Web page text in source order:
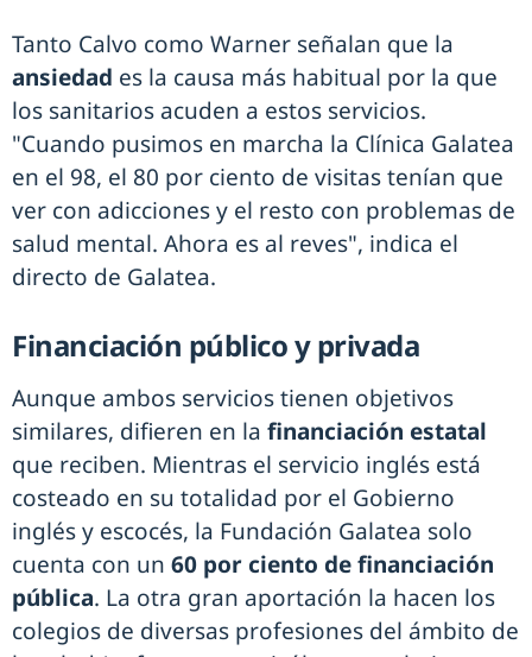
Tanto Calvo como Warner señalan que la
ansiedad es la causa más habitual por la que
los sanitarios acuden a estos servicios.
"Cuando pusimos en marcha la Clínica Galatea
en el 98, el 80 por ciento de visitas tenían que
ver con adicciones y el resto con problemas de
salud mental. Ahora es al reves", indica el
directo de Galatea.
Financiación público y privada
Aunque ambos servicios tienen objetivos
similares, difieren en la financiación estatal
que reciben. Mientras el servicio inglés está
costeado en su totalidad por el Gobierno
inglés y escocés, la Fundación Galatea solo
cuenta con un 60 por ciento de financiación
pública. La otra gran aportación la hacen los
colegios de diversas profesiones del ámbito de